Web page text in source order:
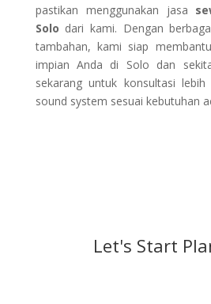
pastikan menggunakan jasa
Solo dari kami. Dengan
tambahan, kami siap
impian Anda di Solo dan
sekarang untuk konsultasi
sound system sesuai kebutuhan
Let's Start